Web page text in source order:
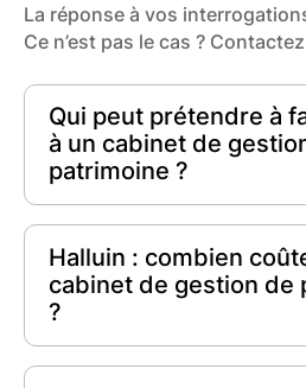
La réponse à vos
Ce n’est pas le cas ?
Qui peut prétendre à
à un cabinet de
patrimoine ?
finances peut faire appel à
gestion de patrimoine. Que
particulier, professionnel
ces experts vous aident à
Halluin : combien
cabinet de gestion de
?